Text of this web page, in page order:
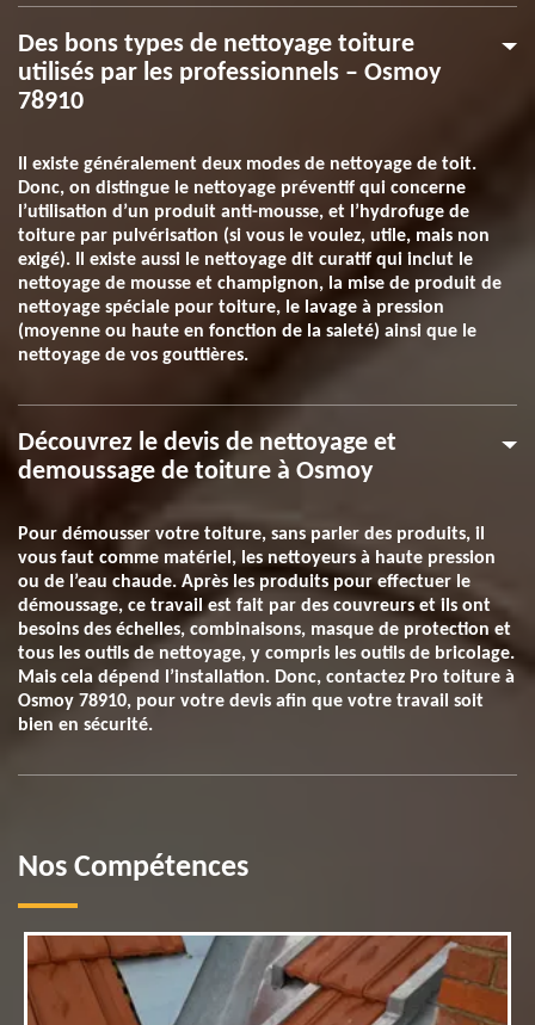
Des bons types de nettoyage toiture
utilisés par les professionnels – Osmoy
78910
Il existe généralement deux modes de nettoyage de toit.
Donc, on distingue le nettoyage préventif qui concerne
l’utilisation d’un produit anti-mousse, et l’hydrofuge de
toiture par pulvérisation (si vous le voulez, utile, mais non
exigé). Il existe aussi le nettoyage dit curatif qui inclut le
nettoyage de mousse et champignon, la mise de produit de
nettoyage spéciale pour toiture, le lavage à pression
(moyenne ou haute en fonction de la saleté) ainsi que le
nettoyage de vos gouttières.
Découvrez le devis de nettoyage et
demoussage de toiture à Osmoy
Pour démousser votre toiture, sans parler des produits, il
vous faut comme matériel, les nettoyeurs à haute pression
ou de l’eau chaude. Après les produits pour effectuer le
démoussage, ce travail est fait par des couvreurs et ils ont
besoins des échelles, combinaisons, masque de protection et
tous les outils de nettoyage, y compris les outils de bricolage.
Mais cela dépend l’installation. Donc, contactez Pro toiture à
Osmoy 78910, pour votre devis afin que votre travail soit
bien en sécurité.
Nos Compétences